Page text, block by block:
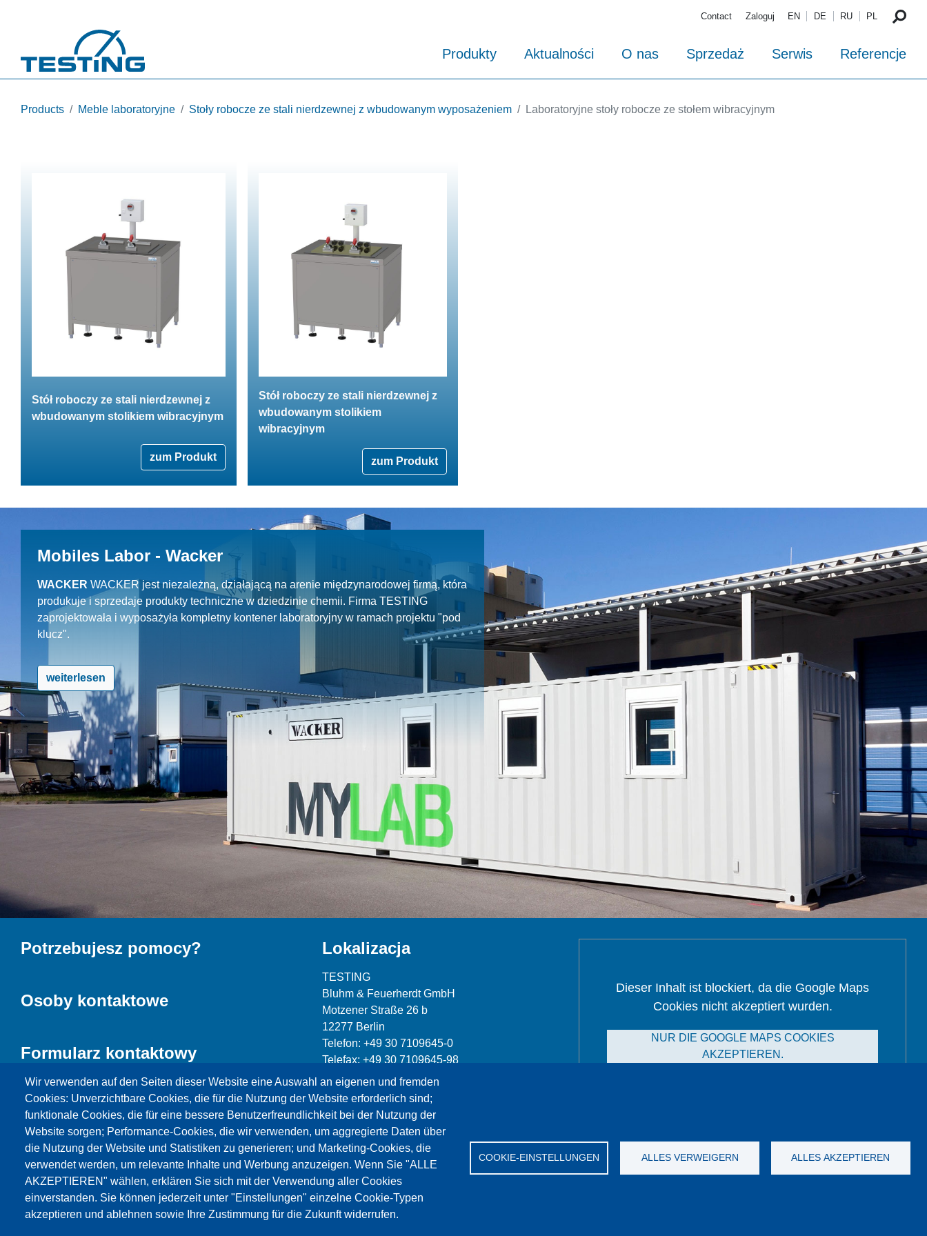
Contact Zaloguj EN DE RU PL
Produkty Aktualności O nas Sprzedaż Serwis Referencje
Products Meble laboratoryjne Stoły robocze ze stali nierdzewnej z wbudowanym wyposażeniem Laboratoryjne stoły robocze ze stołem wibracyjnym
Stół roboczy ze stali nierdzewnej z
wbudowanym stolikiem wibracyjnym
zum Produkt
Stół roboczy ze stali nierdzewnej z
wbudowanym stolikiem
wibracyjnym
zum Produkt
Mobiles Labor - Wacker
WACKER WACKER jest niezależną, działającą na arenie międzynarodowej firmą, która
produkuje i sprzedaje produkty techniczne w dziedzinie chemii. Firma TESTING
zaprojektowała i wyposażyła kompletny kontener laboratoryjny w ramach projektu "pod
klucz".
weiterlesen
Wir verwenden auf den Seiten dieser Website eine Auswahl an eigenen und fremden
Cookies: Unverzichtbare Cookies, die für die Nutzung der Website erforderlich sind;
funktionale Cookies, die für eine bessere Benutzerfreundlichkeit bei der Nutzung der
Website sorgen; Performance-Cookies, die wir verwenden, um aggregierte Daten über
die Nutzung der Website und Statistiken zu generieren; und Marketing-Cookies, die
verwendet werden, um relevante Inhalte und Werbung anzuzeigen. Wenn Sie "ALLE
AKZEPTIEREN" wählen, erklären Sie sich mit der Verwendung aller Cookies
einverstanden. Sie können jederzeit unter "Einstellungen" einzelne Cookie-Typen
akzeptieren und ablehnen sowie Ihre Zustimmung für die Zukunft widerrufen.
COOKIE-EINSTELLUNGEN ALLES VERWEIGERN ALLES AKZEPTIEREN
Potrzebujesz pomocy?
Osoby kontaktowe
Formularz kontaktowy
Lokalizacja
TESTING
Bluhm & Feuerherdt GmbH
Motzener Straße 26 b
12277 Berlin
Telefon: +49 30 7109645-0
Telefax: +49 30 7109645-98
info@testing.de
Dieser Inhalt ist blockiert, da die Google Maps
Cookies nicht akzeptiert wurden.
NUR DIE GOOGLE MAPS COOKIES
AKZEPTIEREN.
Aktualności Serwis